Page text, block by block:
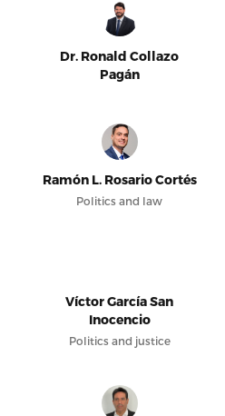
Dr. Ronald Collazo
Pagán
Ramón L. Rosario Cortés
Politics and law
Víctor García San
Inocencio
Politics and justice